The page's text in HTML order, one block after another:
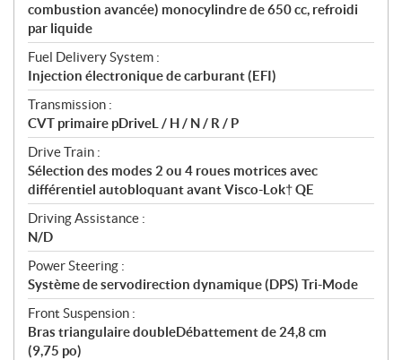
combustion avancée) monocylindre de 650 cc, refroidi
par liquide
Fuel Delivery System :
Injection électronique de carburant (EFI)
Transmission :
CVT primaire pDriveL / H / N / R / P
Drive Train :
Sélection des modes 2 ou 4 roues motrices avec
différentiel autobloquant avant Visco-Lok† QE
Driving Assistance :
N/D
Power Steering :
Système de servodirection dynamique (DPS) Tri-Mode
Front Suspension :
Bras triangulaire doubleDébattement de 24,8 cm
(9,75 po)